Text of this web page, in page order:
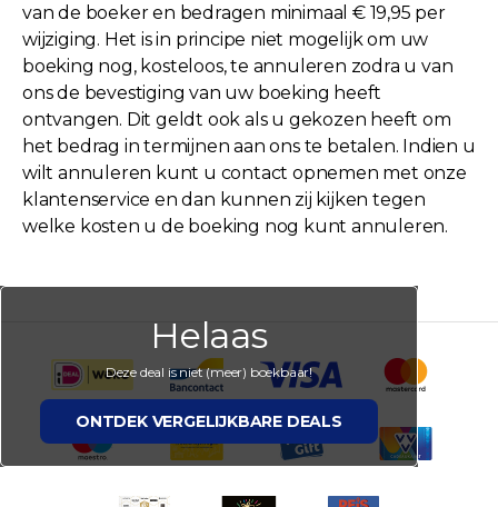
van de boeker en bedragen minimaal € 19,95 per
wijziging. Het is in principe niet mogelijk om uw
boeking nog, kosteloos, te annuleren zodra u van
ons de bevestiging van uw boeking heeft
ontvangen. Dit geldt ook als u gekozen heeft om
het bedrag in termijnen aan ons te betalen. Indien u
wilt annuleren kunt u contact opnemen met onze
klantenservice en dan kunnen zij kijken tegen
welke kosten u de boeking nog kunt annuleren.
Helaas
Deze deal is niet (meer) boekbaar!
ONTDEK VERGELIJKBARE DEALS